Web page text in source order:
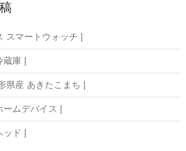
スマートウォッチ |
庫 |
県産 あきたこまち |
ムデバイス |
ド |